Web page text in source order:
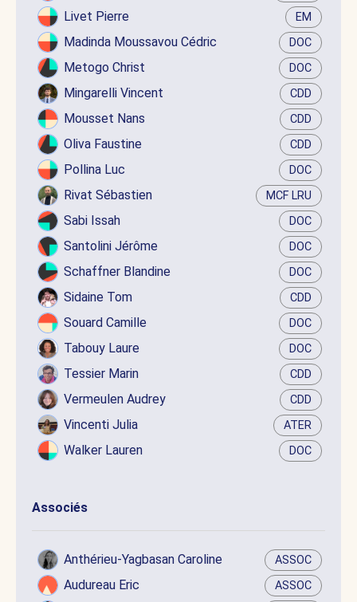
Livet Pierre EM
Madinda Moussavou Cédric DOC
Metogo Christ DOC
Mingarelli Vincent CDD
Mousset Nans CDD
Oliva Faustine CDD
Pollina Luc DOC
Rivat Sébastien MCF LRU
Sabi Issah DOC
Santolini Jérôme DOC
Schaffner Blandine DOC
Sidaine Tom CDD
Souard Camille DOC
Tabouy Laure DOC
Tessier Marin CDD
Vermeulen Audrey CDD
Vincenti Julia ATER
Walker Lauren DOC
Associés
Anthérieu-Yagbasan Caroline ASSOC
Audureau Eric ASSOC